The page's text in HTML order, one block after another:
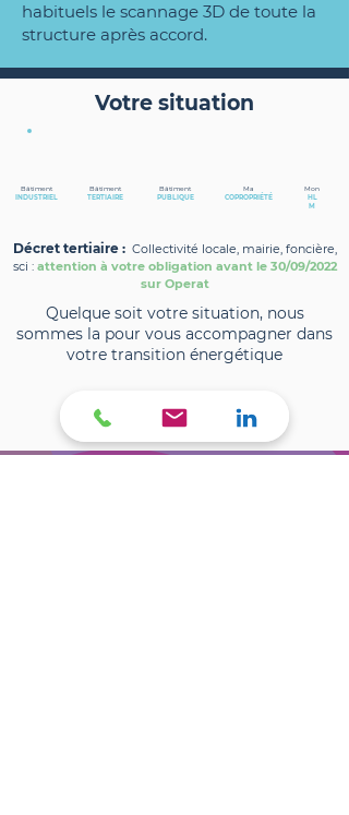
habituels le scannage 3D de toute la
structure après accord.
Votre situation
Bâtiment
TERTIAIRE
Bâtiment
PUBLIQUE
Ma
COPROPRIÉTÉ
Bâtiment
INDUSTRIEL
Mon
HL
M
Décret tertiaire : Collectivité locale, mairie, foncière,
sci : attention à votre obligation avant le 30/09/2022
sur Operat
Quelque soit votre situation, nous
sommes la pour vous accompagner dans
votre transition énergétique